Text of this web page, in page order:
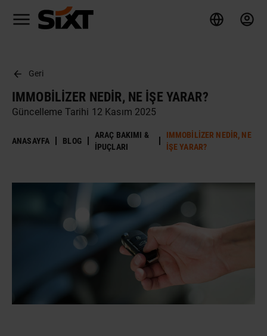
Geri
IMMOBILIZER NEDIR, NE İŞE YARAR?
Güncelleme Tarihi 12 Kasım 2025
ANASAYFA BLOG
ARAÇ BAKIMI &
İPUÇLARI
IMMOBILIZER NEDIR, NE
İŞE YARAR?